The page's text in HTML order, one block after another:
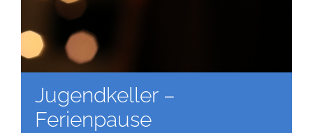
Jugendkeller –
Ferienpause